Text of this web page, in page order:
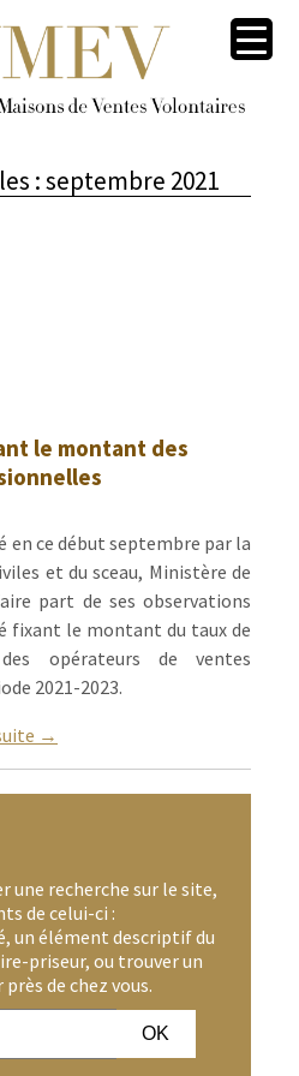
:septembre 2021
le montant des
en ce début septembre par la
et du sceau, Ministère de
part de ses observations
fixant le montant du taux de
opérateurs de ventes
2021-2023.
→
une recherche sur le site,
de celui-ci :
un élément descriptif du
priseur, ou trouver un
de chez vous.